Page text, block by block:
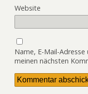
Website
Name, E-Mail-
meinen nächsten